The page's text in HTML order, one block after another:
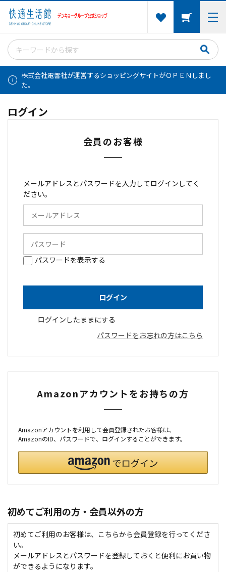
株式会社電響社が運営するショッピングサイトがＯＰＥＮしまし
た。
ログイン
会員のお客様
メールアドレスとパスワードを入力してログインしてく
ださい。
パスワードを表示する
ログインしたままにする
パスワードをお忘れの方はこちら
Amazonアカウントをお持ちの方
Amazonアカウントを利用して会員登録されたお客様は、
AmazonのID、パスワードで、ログインすることができます。
初めてご利用の方・会員以外の方
初めてご利用のお客様は、こちらから会員登録を行ってくださ
い。
メールアドレスとパスワードを登録しておくと便利にお買い物
ができるようになります。